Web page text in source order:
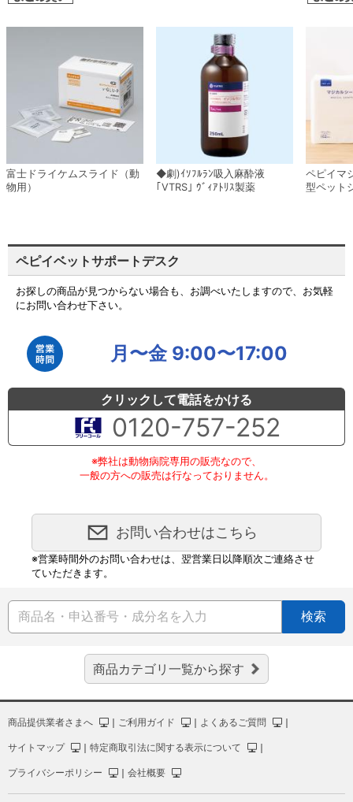
富士ドライケムスライド（動
物用）
◆劇)ｲｿﾌﾙﾗﾝ吸入麻酔液
｢VTRS｣ ｳﾞｨｱﾄﾘｽ製薬
ペピイマ
型ペット
ペピイベットサポートデスク
お探しの商品が見つからない場合も、お調べいたしますので、お気軽
にお問い合わせ下さい。
月〜金 9:00〜17:00
クリックして電話をかける
0120-757-252
※弊社は動物病院専用の販売なので、
一般の方への販売は行なっておりません。
お問い合わせはこちら
※営業時間外のお問い合わせは、翌営業日以降順次ご連絡させ
ていただきます。
検索
商品カテゴリ一覧から探す
商品提供業者さまへ ｜ ご利用ガイド ｜ よくあるご質問 ｜
サイトマップ ｜ 特定商取引法に関する表示について ｜
プライバシーポリシー ｜ 会社概要